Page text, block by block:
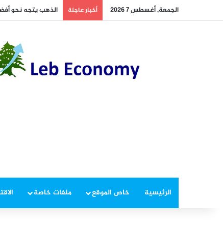
الجمعة, أغسطس 7 2026 أخبار عاجلة الذهب يتجه نحو
الرئيسية خاص الموقع ملفات خاصة